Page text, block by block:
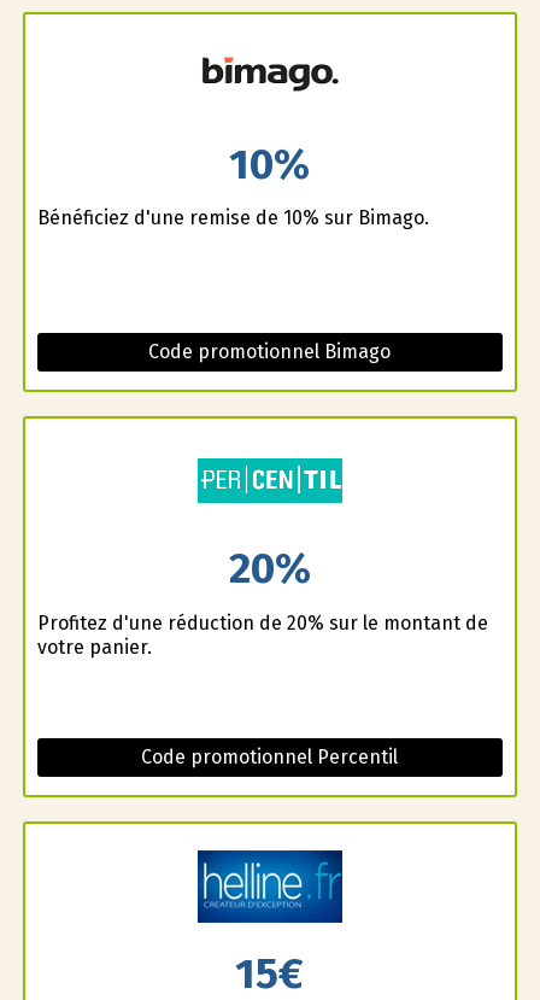
10%
Bénéficiez d'une remise de 10% sur Bimago.
Code promotionnel Bimago
20%
Profitez d'une réduction de 20% sur le montant de
votre panier.
Code promotionnel Percentil
15€